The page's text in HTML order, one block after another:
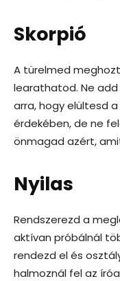
Skorpió
A türelmed
learathatod. Ne
arra, hogy elültesd
érdekében, de ne
önmagad azért,
Nyilas
Rendszerezd a
aktívan próbálnál
rendezd el és
halmoznál fel az